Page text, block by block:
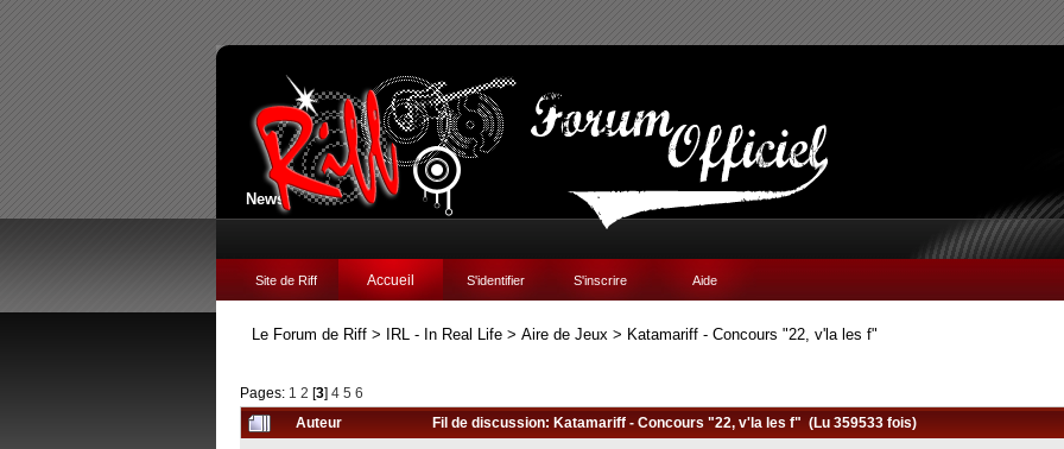
News:
Site de Riff Accueil S'identifier S'inscrire Aide
Le Forum de Riff > IRL - In Real Life > Aire de Jeux > Katamariff - Concours "22, v'la les f"
Pages: 1 2 [3] 4 5 6
Auteur Fil de discussion: Katamariff - Concours "22, v'la les f" (Lu 359533 fois)